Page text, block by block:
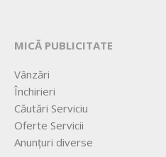
MICĂ PUBLICITATE
Vânzări
Închirieri
Căutări Serviciu
Oferte Servicii
Anunțuri diverse